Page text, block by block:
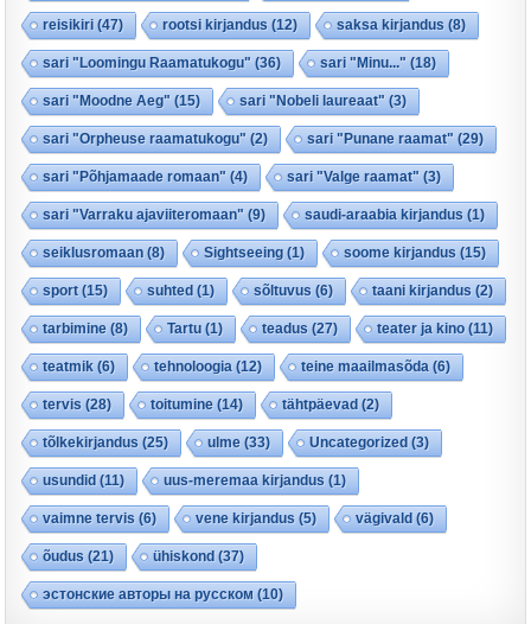
reisikiri (47) rootsi kirjandus (12) saksa kirjandus (8)
sari "Loomingu Raamatukogu" (36) sari "Minu..." (18)
sari "Moodne Aeg" (15) sari "Nobeli laureaat" (3)
sari "Orpheuse raamatukogu" (2) sari "Punane raamat" (29)
sari "Põhjamaade romaan" (4) sari "Valge raamat" (3)
sari "Varraku ajaviiteromaan" (9) saudi-araabia kirjandus (1)
seiklusromaan (8) Sightseeing (1) soome kirjandus (15)
sport(15) suhted (1) sõltuvus (6) taani kirjandus (2)
tarbimine (8) Tartu (1) teadus (27) teater ja kino (11)
teatmik (6) tehnoloogia (12) teine maailmasõda (6)
tervis (28) toitumine (14) tähtpäevad (2)
tõlkekirjandus (25) ulme (33) Uncategorized (3)
usundid (11) uus-meremaa kirjandus (1)
vaimne tervis (6) vene kirjandus (5) vägivald (6)
õudus (21) ühiskond (37)
эстонские авторы на русском (10)